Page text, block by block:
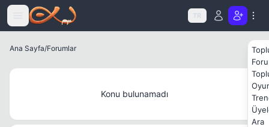
Icerige atla
TR
Ara
Ana Sayfa/Forumlar
Konu bulunamadı